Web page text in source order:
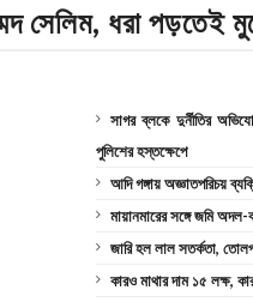
সেলিম, ধরা পড়তেই
সাগর ব্লকে দুর্নীতির
পুলিশের হস্তক্ষেপে
আদি গঙ্গায় অজ্ঞাতপরিচয়
মায়ানমারের সঙ্গে জমি
জারি হল লাল সতর্কতা,
কারও মাথার দাম ১৫ লক্ষ,